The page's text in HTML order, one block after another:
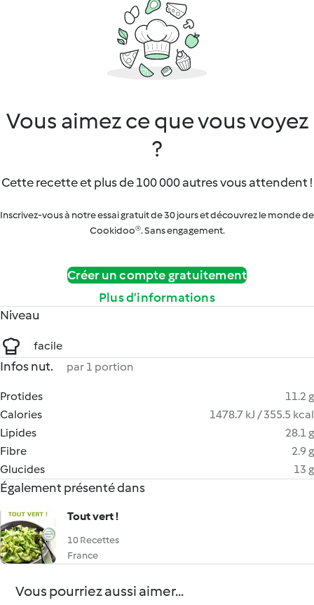
Vous aimez ce que vous voyez
?
Cette recette et plus de 100 000 autres vous attendent !
Inscrivez-vous à notre essai gratuit de 30 jours et découvrez le monde de
Cookidoo®. Sans engagement.
Créer un compte gratuitement
Plus d’informations
Niveau
facile
Infos nut. par 1 portion
Protides
11.2 g
Calories
1478.7 kJ / 355.5 kcal
Lipides
28.1 g
Fibre
2.9 g
Glucides
13 g
Également présenté dans
Tout vert !
10 Recettes
France
Vous pourriez aussi aimer...